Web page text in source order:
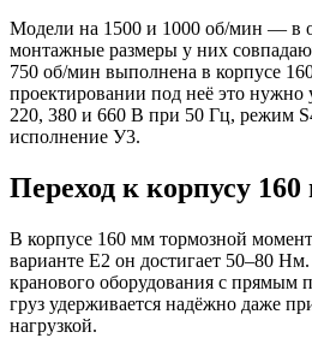
Модели на 1500 и 1000 об/мин — в
монтажные размеры у них
750 об/мин выполнена в корпусе
проектировании под неё это нужно
220, 380 и 660 В при 50 Гц, режим
исполнение У3.
Переход к корпусу
В корпусе 160 мм тормозной
варианте Е2 он достигает 50–80
кранового оборудования с прямым
груз удерживается надёжно даже
нагрузкой.